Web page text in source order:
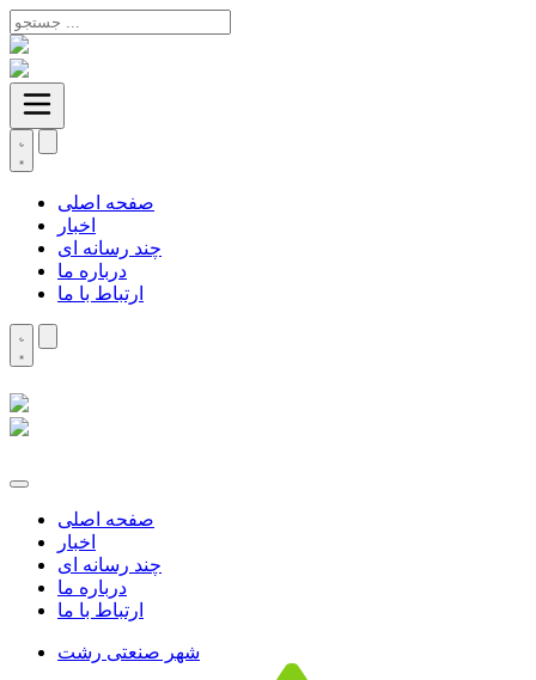
صفحه اصلی
اخبار
چند رسانه ای
درباره ما
ارتباط با ما
صفحه اصلی
اخبار
چند رسانه ای
درباره ما
ارتباط با ما
شهر صنعتی رشت